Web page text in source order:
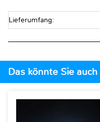
Lieferumfang:
Das könnte Sie